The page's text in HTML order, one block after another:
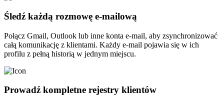
Śledź każdą rozmowę e-mailową
Połącz Gmail, Outlook lub inne konta e-mail, aby zsynchronizować
całą komunikację z klientami. Każdy e-mail pojawia się w ich
profilu z pełną historią w jednym miejscu.
Prowadź kompletne rejestry klientów